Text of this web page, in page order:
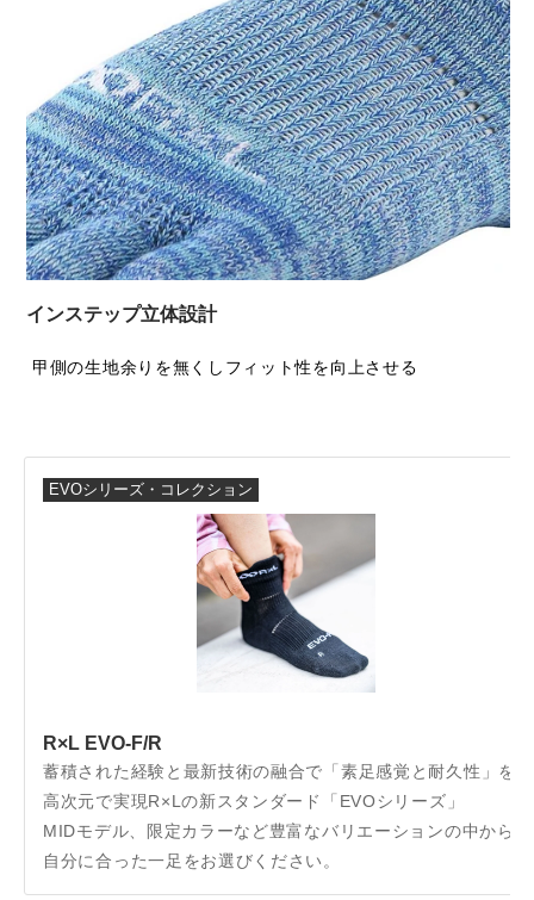
インステップ立体設計
甲側の生地余りを無くしフィット性を向上させる
EVOシリーズ・コレクション
R×L EVO-F/R
蓄積された経験と最新技術の融合で「素足感覚と耐久性」を
高次元で実現R×Lの新スタンダード「EVOシリーズ」
MIDモデル、限定カラーなど豊富なバリエーションの中から
自分に合った一足をお選びください。